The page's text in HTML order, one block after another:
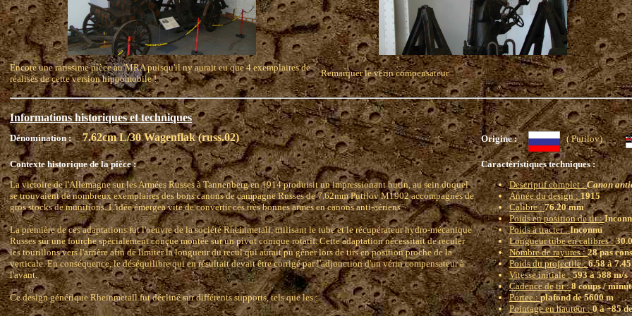
Encore une rarissime pièce au MRA puisqu'il ny aurait eu que 4 exemplaires de
réalisés de cette version hippomobile !
Remarquer le vérin compensateur
Informations historiques et techniques
Dénomination : 7.62cm L/30 Wagenflak (russ.02) Origine : ( Putilov)
Contexte historique de la pièce :
La victoire de l'Allemagne sur les Armées Russes à Tannenberg en 1914 produisit un impressionant butin, au sein duquel
se trouvaient de nombreux exemplaires des bons canons de campagne Russes de 7.62mm Putilov M1902 accompagnés de
gros stocks de munitions. L'idée émergea vite de convertir ces très bonnes armes en canons anti-aériens.
La première de ces adaptations fut l'oeuvre de la société Rheinmetall, utilisant le tube et le récupérateur hydro-mécanique
Russes sur une fourche spécialement conçue montée sur un pivot conique rotatif. Cette adaptation nécessitait de reculer
les tourillons vers l'arrière afin de limiter la longueur du recul qui aurait pu géner lors de tirs en position proche de la
verticale. En conséquence, le déséquilibre qui en résultait devait être corrigé par l'adjonction d'un vérin compensateur à
l'avant.
Ce design générique Rheinmetall fut décliné sur différents supports, tels que les :
Caractéristiques techniques :
Descriptif complet :Canon
Année du design :1915
Calibre :76.20 mm
Poids en position de tir :
Poids à tracter :Inconnu
Longueur tube en calibres :
Nombre de rayures :28 pas
Poids du projectile :6.58 à
Vitesse initiale :593 à 588 m/s
Cadence de tir :8 coups /
Portee :plafond de 5600 m
Pointage en hauteur :0 à +85